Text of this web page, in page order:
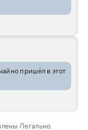
пришёл в этот
Легально.